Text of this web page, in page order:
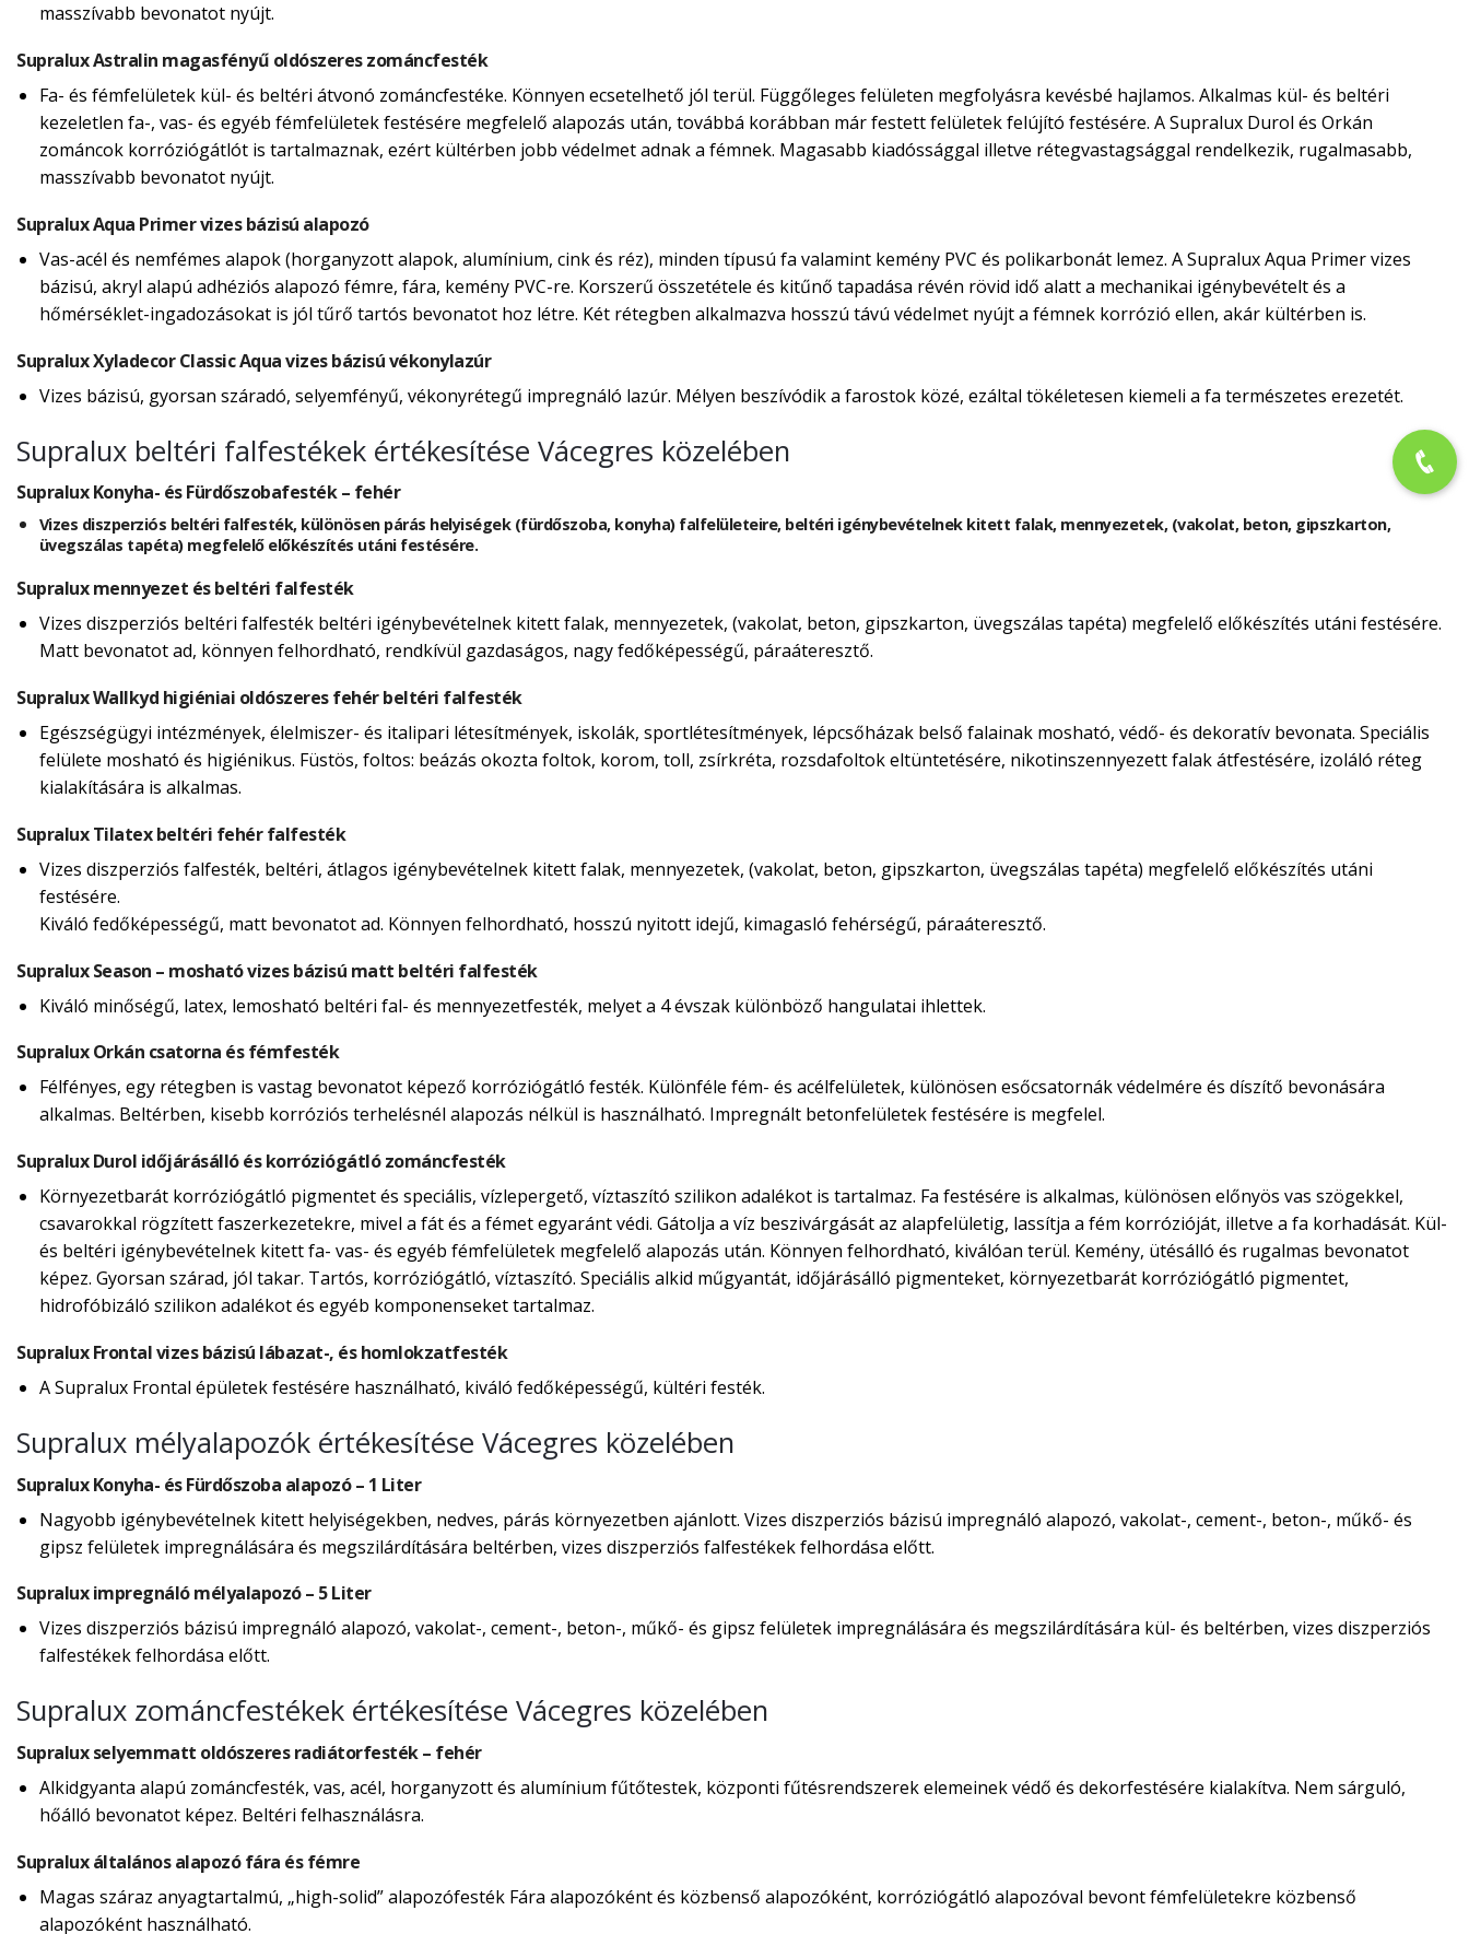
masszívabb bevonatot nyújt.
Supralux Astralin magasfényű oldószeres zománcfesték
Fa- és fémfelületek kül- és beltéri átvonó zománcfestéke. Könnyen ecsetelhető jól terül. Függőleges felületen megfolyásra kevésbé hajlamos. Alkalmas kül- és beltéri
kezeletlen fa-, vas- és egyéb fémfelületek festésére megfelelő alapozás után, továbbá korábban már festett felületek felújító festésére. A Supralux Durol és Orkán
zománcok korróziógátlót is tartalmaznak, ezért kültérben jobb védelmet adnak a fémnek. Magasabb kiadóssággal illetve rétegvastagsággal rendelkezik, rugalmasabb,
masszívabb bevonatot nyújt.
Supralux Aqua Primer vizes bázisú alapozó
Vas-acél és nemfémes alapok (horganyzott alapok, alumínium, cink és réz), minden típusú fa valamint kemény PVC és polikarbonát lemez. A Supralux Aqua Primer vizes
bázisú, akryl alapú adhéziós alapozó fémre, fára, kemény PVC-re. Korszerű összetétele és kitűnő tapadása révén rövid idő alatt a mechanikai igénybevételt és a
hőmérséklet-ingadozásokat is jól tűrő tartós bevonatot hoz létre. Két rétegben alkalmazva hosszú távú védelmet nyújt a fémnek korrózió ellen, akár kültérben is.
Supralux Xyladecor Classic Aqua vizes bázisú vékonylazúr
Vizes bázisú, gyorsan száradó, selyemfényű, vékonyrétegű impregnáló lazúr. Mélyen beszívódik a farostok közé, ezáltal tökéletesen kiemeli a fa természetes erezetét.
Supralux beltéri falfestékek értékesítése Vácegres közelében
Supralux Konyha- és Fürdőszobafesték – fehér
Vizes diszperziós beltéri falfesték, különösen párás helyiségek (fürdőszoba, konyha) falfelületeire, beltéri igénybevételnek kitett falak, mennyezetek, (vakolat, beton, gipszkarton,
üvegszálas tapéta) megfelelő előkészítés utáni festésére.
Supralux mennyezet és beltéri falfesték
Vizes diszperziós beltéri falfesték beltéri igénybevételnek kitett falak, mennyezetek, (vakolat, beton, gipszkarton, üvegszálas tapéta) megfelelő előkészítés utáni festésére.
Matt bevonatot ad, könnyen felhordható, rendkívül gazdaságos, nagy fedőképességű, páraáteresztő.
Supralux Wallkyd higiéniai oldószeres fehér beltéri falfesték
Egészségügyi intézmények, élelmiszer- és italipari létesítmények, iskolák, sportlétesítmények, lépcsőházak belső falainak mosható, védő- és dekoratív bevonata. Speciális
felülete mosható és higiénikus. Füstös, foltos: beázás okozta foltok, korom, toll, zsírkréta, rozsdafoltok eltüntetésére, nikotinszennyezett falak átfestésére, izoláló réteg
kialakítására is alkalmas.
Supralux Tilatex beltéri fehér falfesték
Vizes diszperziós falfesték, beltéri, átlagos igénybevételnek kitett falak, mennyezetek, (vakolat, beton, gipszkarton, üvegszálas tapéta) megfelelő előkészítés utáni
festésére.
Kiváló fedőképességű, matt bevonatot ad. Könnyen felhordható, hosszú nyitott idejű, kimagasló fehérségű, páraáteresztő.
Supralux Season – mosható vizes bázisú matt beltéri falfesték
Kiváló minőségű, latex, lemosható beltéri fal- és mennyezetfesték, melyet a 4 évszak különböző hangulatai ihlettek.
Supralux Orkán csatorna és fémfesték
Félfényes, egy rétegben is vastag bevonatot képező korróziógátló festék. Különféle fém- és acélfelületek, különösen esőcsatornák védelmére és díszítő bevonására
alkalmas. Beltérben, kisebb korróziós terhelésnél alapozás nélkül is használható. Impregnált betonfelületek festésére is megfelel.
Supralux Durol időjárásálló és korróziógátló zománcfesték
Környezetbarát korróziógátló pigmentet és speciális, vízlepergető, víztaszító szilikon adalékot is tartalmaz. Fa festésére is alkalmas, különösen előnyös vas szögekkel,
csavarokkal rögzített faszerkezetekre, mivel a fát és a fémet egyaránt védi. Gátolja a víz beszivárgását az alapfelületig, lassítja a fém korrózióját, illetve a fa korhadását. Kül-
és beltéri igénybevételnek kitett fa- vas- és egyéb fémfelületek megfelelő alapozás után. Könnyen felhordható, kiválóan terül. Kemény, ütésálló és rugalmas bevonatot
képez. Gyorsan szárad, jól takar. Tartós, korróziógátló, víztaszító. Speciális alkid műgyantát, időjárásálló pigmenteket, környezetbarát korróziógátló pigmentet,
hidrofóbizáló szilikon adalékot és egyéb komponenseket tartalmaz.
Supralux Frontal vizes bázisú lábazat-, és homlokzatfesték
A Supralux Frontal épületek festésére használható, kiváló fedőképességű, kültéri festék.
Supralux mélyalapozók értékesítése Vácegres közelében
Supralux Konyha- és Fürdőszoba alapozó – 1 Liter
Nagyobb igénybevételnek kitett helyiségekben, nedves, párás környezetben ajánlott. Vizes diszperziós bázisú impregnáló alapozó, vakolat-, cement-, beton-, műkő- és
gipsz felületek impregnálására és megszilárdítására beltérben, vizes diszperziós falfestékek felhordása előtt.
Supralux impregnáló mélyalapozó – 5 Liter
Vizes diszperziós bázisú impregnáló alapozó, vakolat-, cement-, beton-, műkő- és gipsz felületek impregnálására és megszilárdítására kül- és beltérben, vizes diszperziós
falfestékek felhordása előtt.
Supralux zománcfestékek értékesítése Vácegres közelében
Supralux selyemmatt oldószeres radiátorfesték – fehér
Alkidgyanta alapú zománcfesték, vas, acél, horganyzott és alumínium fűtőtestek, központi fűtésrendszerek elemeinek védő és dekorfestésére kialakítva. Nem sárguló,
hőálló bevonatot képez. Beltéri felhasználásra.
Supralux általános alapozó fára és fémre
Magas száraz anyagtartalmú, „high-solid” alapozófesték Fára alapozóként és közbenső alapozóként, korróziógátló alapozóval bevont fémfelületekre közbenső
alapozóként használható.